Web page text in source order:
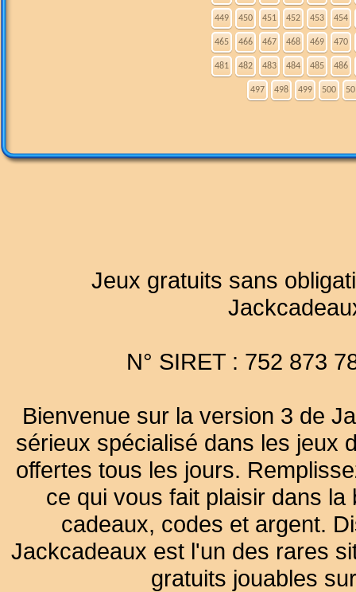
449 450 451 452 453 454
465 466 467 468 469 470
481 482 483 484 485 486
497 498 499 500
Jeux gratuits sans
N° SIRET : 752 873
Bienvenue sur la version 3 de
sérieux spécialisé dans les jeux
offertes tous les jours.
ce qui vous fait plaisir dans
cadeaux, codes et argent.
Jackcadeaux est l'un des rares
gratuits jouables